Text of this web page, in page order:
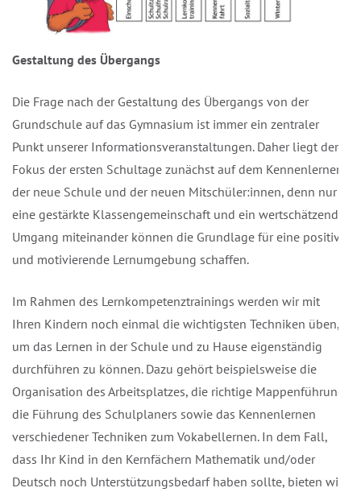
Gestaltung des Übergangs
Die Frage nach der Gestaltung des Übergangs von der
Grundschule auf das Gymnasium ist immer ein zentraler
Punkt unserer Informationsveranstaltungen. Daher liegt der
Fokus der ersten Schultage zunächst auf dem Kennenlernen
der neue Schule und der neuen Mitschüler:innen, denn nur
eine gestärkte Klassengemeinschaft und ein wertschätzender
Umgang miteinander können die Grundlage für eine positive
und motivierende Lernumgebung schaffen.
Im Rahmen des Lernkompetenztrainings werden wir mit
Ihren Kindern noch einmal die wichtigsten Techniken üben,
um das Lernen in der Schule und zu Hause eigenständig
durchführen zu können. Dazu gehört beispielsweise die
Organisation des Arbeitsplatzes, die richtige Mappenführung,
die Führung des Schulplaners sowie das Kennenlernen
verschiedener Techniken zum Vokabellernen. In dem Fall,
dass Ihr Kind in den Kernfächern Mathematik und/oder
Deutsch noch Unterstützungsbedarf haben sollte, bieten wir